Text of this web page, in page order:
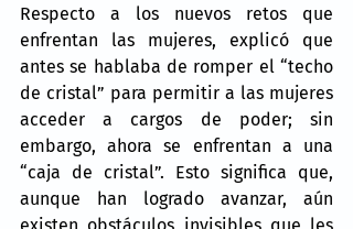
Respecto a los nuevos retos que
enfrentan las mujeres, explicó que
antes se hablaba de romper el “techo
de cristal” para permitir a las mujeres
acceder a cargos de poder; sin
embargo, ahora se enfrentan a una
“caja de cristal”. Esto significa que,
aunque han logrado avanzar, aún